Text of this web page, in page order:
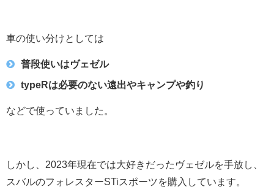
車の使い分けとしては
普段使いはヴェゼル
typeRは必要のない遠出やキャンプや釣り
などで使っていました。
しかし、2023年現在では大好きだったヴェゼルを手放し、
スバルのフォレスターSTiスポーツを購入しています。